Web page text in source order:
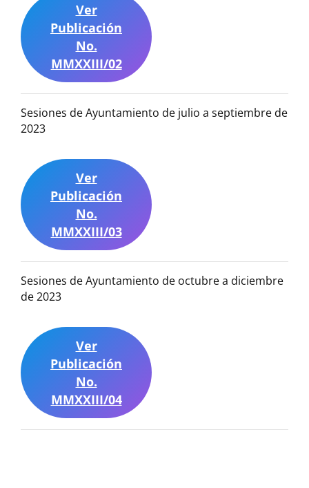
Ver
Publicación
No.
MMXXIII/02
Sesiones de Ayuntamiento de julio a septiembre de
2023
Ver
Publicación
No.
MMXXIII/03
Sesiones de Ayuntamiento de octubre a diciembre
de 2023
Ver
Publicación
No.
MMXXIII/04